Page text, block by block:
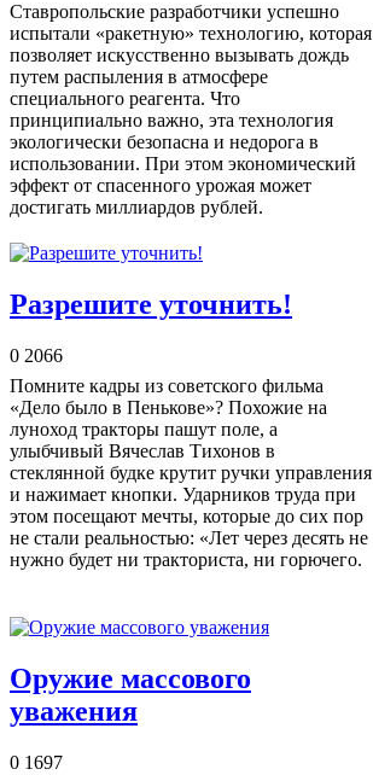
Ставропольские разработчики успешно
испытали «ракетную» технологию, которая
позволяет искусственно вызывать дождь
путем распыления в атмосфере
специального реагента. Что
принципиально важно, эта технология
экологически безопасна и недорога в
использовании. При этом экономический
эффект от спасенного урожая может
достигать миллиардов рублей.
Разрешите уточнить!
0 2066
Помните кадры из советского фильма
«Дело было в Пенькове»? Похожие на
луноход тракторы пашут поле, а
улыбчивый Вячеслав Тихонов в
стеклянной будке крутит ручки управления
и нажимает кнопки. Ударников труда при
этом посещают мечты, которые до сих пор
не стали реальностью: «Лет через десять не
нужно будет ни тракториста, ни горючего.
Оружие массового
уважения
0 1697